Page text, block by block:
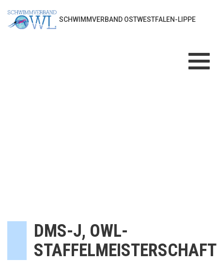
SCHWIMMVERBAND OSTWESTFALEN-LIPPE
DMS-J, OWL-